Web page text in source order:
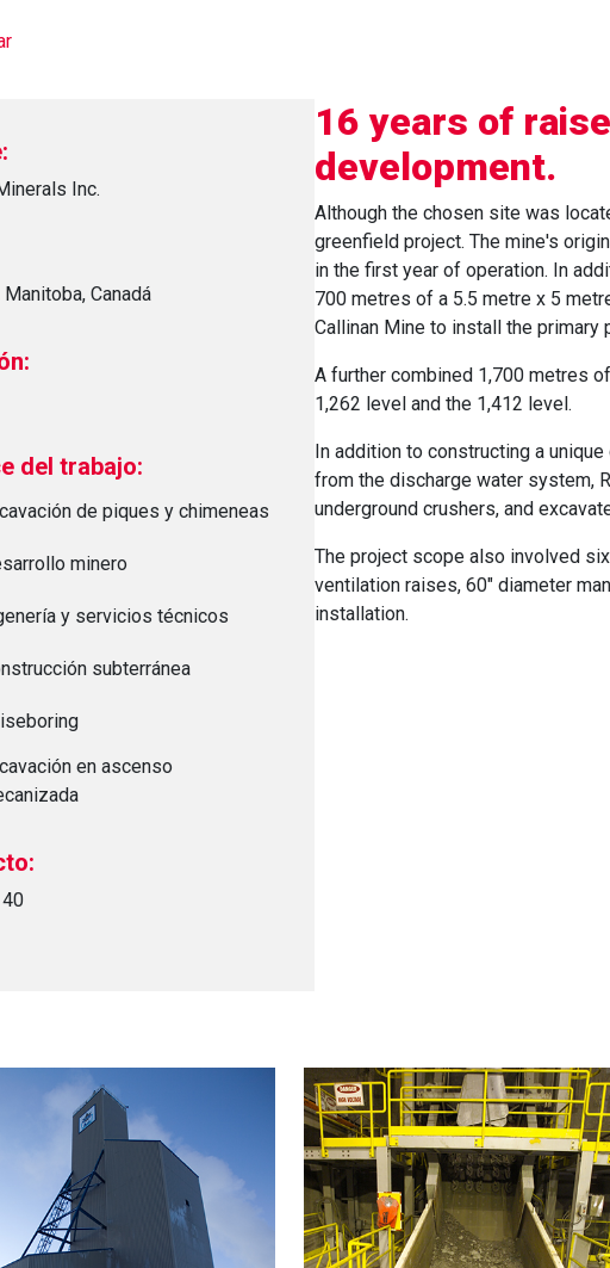
Inc.
Manitoba, Canadá
del trabajo:
de piques y chimeneas
minero
y servicios técnicos
subterránea
en ascenso
16 years of
development.
Although the chosen site was
greenfield project. The mine's
in the first year of operation. In
700 metres of a 5.5 metre x 5
Callinan Mine to install the primary
A further combined 1,700 metres
1,262 level and the 1,412 level.
In addition to constructing a
from the discharge water system,
underground crushers, and
The project scope also involved
ventilation raises, 60" diameter
installation.